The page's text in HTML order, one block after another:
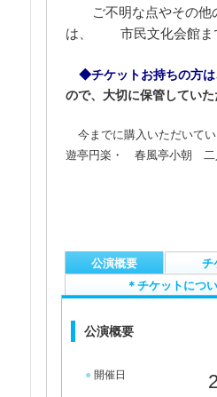
ご不明な点やその他
は、 市民文化会館ま
◆チケットお持ちの方は
ので、大切に保管してい
今までに購入いただいて
遊亭円楽 ・ 春風亭小朝 二
公演概要 チ
＊チケットにつ
公演概要
● 開催日